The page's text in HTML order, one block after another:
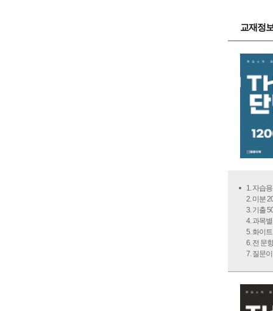
교재정
1. 자습
2. 미분
3. 기출
4. 과목
5. 화이
6. 전 문
7. 질문